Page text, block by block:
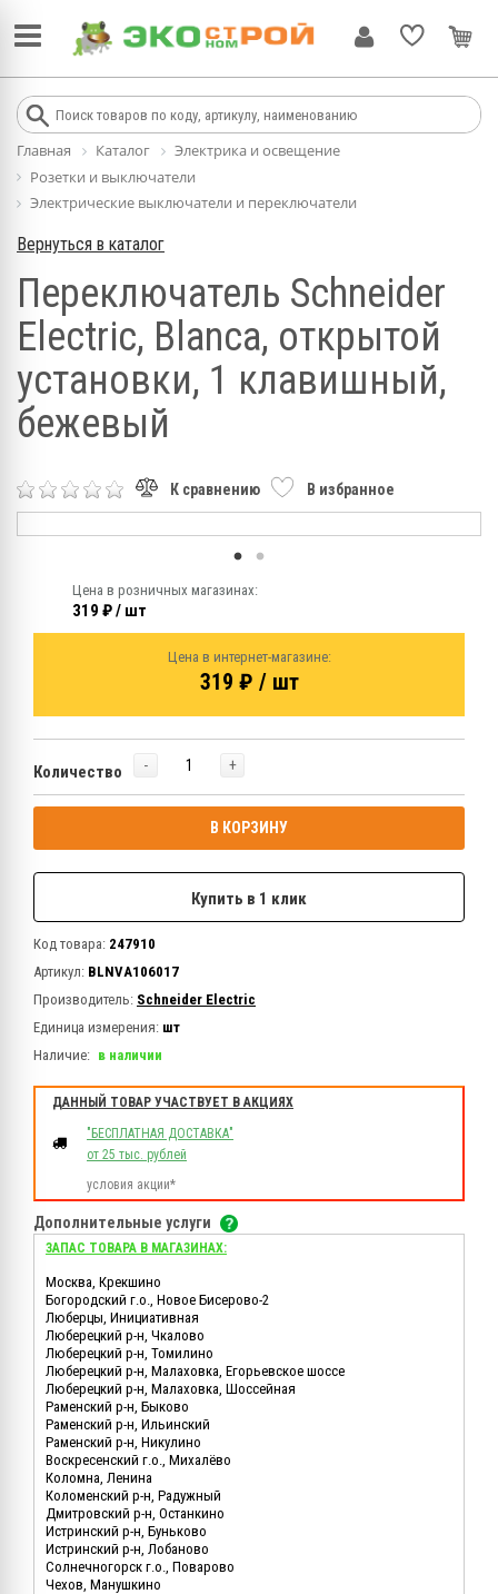
Главная Каталог
Электрика и освещение
Розетки и выключатели
Электрические выключатели и переключатели
Вернуться в каталог
Переключатель Schneider
Electric, Blanca, открытой
установки, 1 клавишный,
бежевый
К сравнению В избранное
Цена в розничных магазинах:
319 ₽ / шт
Цена в интернет-магазине:
319 ₽ / шт
Количество - +
В КОРЗИНУ
Купить в 1 клик
Код товара: 247910
Артикул: BLNVA106017
Производитель: Schneider Electric
Единица измерения: шт
Наличие: в наличии
ДАННЫЙ ТОВАР УЧАСТВУЕТ В АКЦИЯХ
"БЕСПЛАТНАЯ ДОСТАВКА"
от 25 тыс. рублей
условия акции*
Дополнительные услуги
ЗАПАС ТОВАРА В МАГАЗИНАХ:
Москва, Крекшино
Богородский г.о., Новое Бисерово-2
Люберцы, Инициативная
Люберецкий р-н, Чкалово
Люберецкий р-н, Томилино
Люберецкий р-н, Малаховка, Егорьевское шоссе
Люберецкий р-н, Малаховка, Шоссейная
Раменский р-н, Быково
Раменский р-н, Ильинский
Раменский р-н, Никулино
Воскресенский г.о., Михалёво
Коломна, Ленина
Коломенский р-н, Радужный
Дмитровский р-н, Останкино
Истринский р-н, Буньково
Истринский р-н, Лобаново
Солнечногорск г.о., Поварово
Чехов, Манушкино